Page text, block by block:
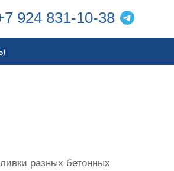
924 831-10-38
разных бетонных